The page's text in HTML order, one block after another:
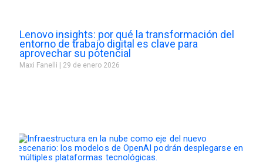
Lenovo insights: por qué la transformación del
entorno de trabajo digital es clave para
aprovechar su potencial
Maxi Fanelli 29 de enero 2026